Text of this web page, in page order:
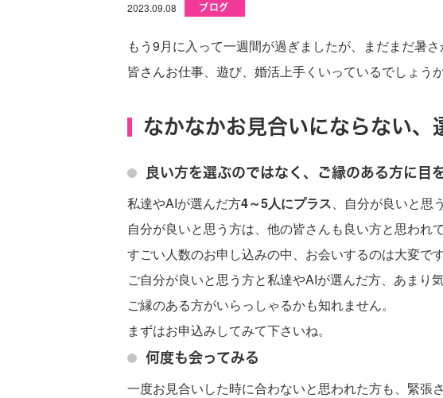
2023.09.08 ブログ
もう9月に入って一週間が過ぎましたが、まだまだ暑さ
皆さんお仕事、遊び、婚活上手くいっているでしょう
なかなかお見合いにならない
良い方を選ぶのではなく、ご縁のある方に目
私達やAIが選んだ方4～5人にプラス、自分が良いと思
自分が良いと思う方は、他の皆さんも良い方と思われ
すごい人数のお申し込みの中、お会いするのは大変です
ご自分が良いと思う方と私達やAIが選んだ方、あまり
ご縁のある方がいらっしゃるかも知れません。
まずはお申込みしてみて下さいね。
何度も会ってみる
一度お見合いした時に合わないと思われた方も、緊張